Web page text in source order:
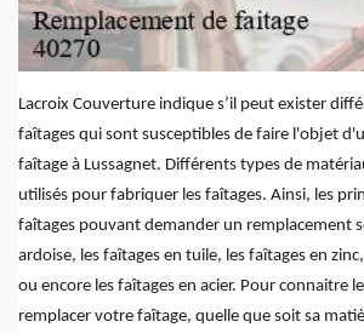
Lacroix Couverture indique s’il peut exister
faîtages qui sont susceptibles de faire l'objet
faîtage à Lussagnet. Différents types de
utilisés pour fabriquer les faîtages. Ainsi, les
faîtages pouvant demander un remplacement
ardoise, les faîtages en tuile, les faîtages en
ou encore les faîtages en acier. Pour connaitre
remplacer votre faîtage, quelle que soit sa